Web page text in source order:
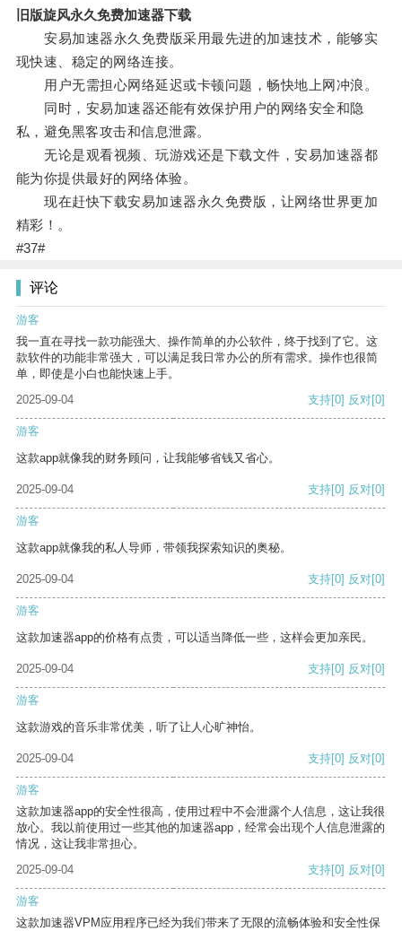
旧版旋风永久免费加速器下载
安易加速器永久免费版采用最先进的加速技术，能够实
现快速、稳定的网络连接。
用户无需担心网络延迟或卡顿问题，畅快地上网冲浪。
同时，安易加速器还能有效保护用户的网络安全和隐
私，避免黑客攻击和信息泄露。
无论是观看视频、玩游戏还是下载文件，安易加速器都
能为你提供最好的网络体验。
现在赶快下载安易加速器永久免费版，让网络世界更加
精彩！。
#37#
评论
游客
我一直在寻找一款功能强大、操作简单的办公软件，终于找到了它。这
款软件的功能非常强大，可以满足我日常办公的所有需求。操作也很简
单，即使是小白也能快速上手。
2025-09-04
支持[0] 反对[0]
游客
这款app就像我的财务顾问，让我能够省钱又省心。
2025-09-04 支持[0] 反对[0]
游客
这款app就像我的私人导师，带领我探索知识的奥秘。
2025-09-04 支持[0] 反对[0]
游客
这款加速器app的价格有点贵，可以适当降低一些，这样会更加亲民。
2025-09-04 支持[0] 反对[0]
游客
这款游戏的音乐非常优美，听了让人心旷神怡。
2025-09-04 支持[0] 反对[0]
游客
这款加速器app的安全性很高，使用过程中不会泄露个人信息，这让我很
放心。我以前使用过一些其他的加速器app，经常会出现个人信息泄露的
情况，这让我非常担心。
2025-09-04
支持[0] 反对[0]
游客
这款加速器VPM应用程序已经为我们带来了无限的流畅体验和安全性保